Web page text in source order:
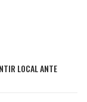
LOCAL ANTE